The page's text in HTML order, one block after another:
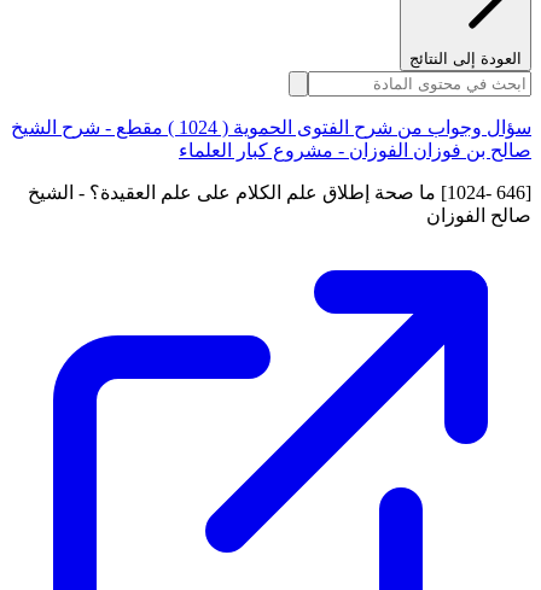
العودة إلى النتائج
سؤال وجواب من شرح الفتوى الحموية ( 1024 ) مقطع - شرح الشيخ
صالح بن فوزان الفوزان - مشروع كبار العلماء
[646 -1024] ما صحة إطلاق علم الكلام على علم العقيدة؟ - الشيخ
صالح الفوزان